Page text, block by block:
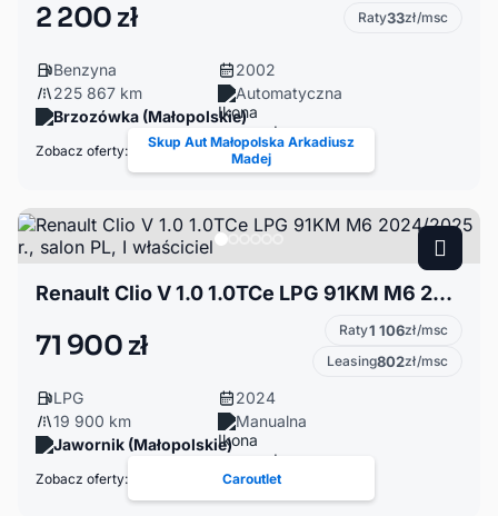
2 200 zł Raty33zł/msc
Benzyna
2002
225 867 km
Automatyczna
Brzozówka (Małopolskie)
Zobacz oferty:
Skup Aut Małopolska Arkadiusz
Madej
Renault Clio V 1.0 1.0TCe LPG 91KM M6 2024/2025 r., salon PL, I właściciel
71 900 zł Raty1 106zł/msc
Leasing802zł/msc
LPG
2024
19 900 km
Manualna
Jawornik (Małopolskie)
Zobacz oferty: Caroutlet